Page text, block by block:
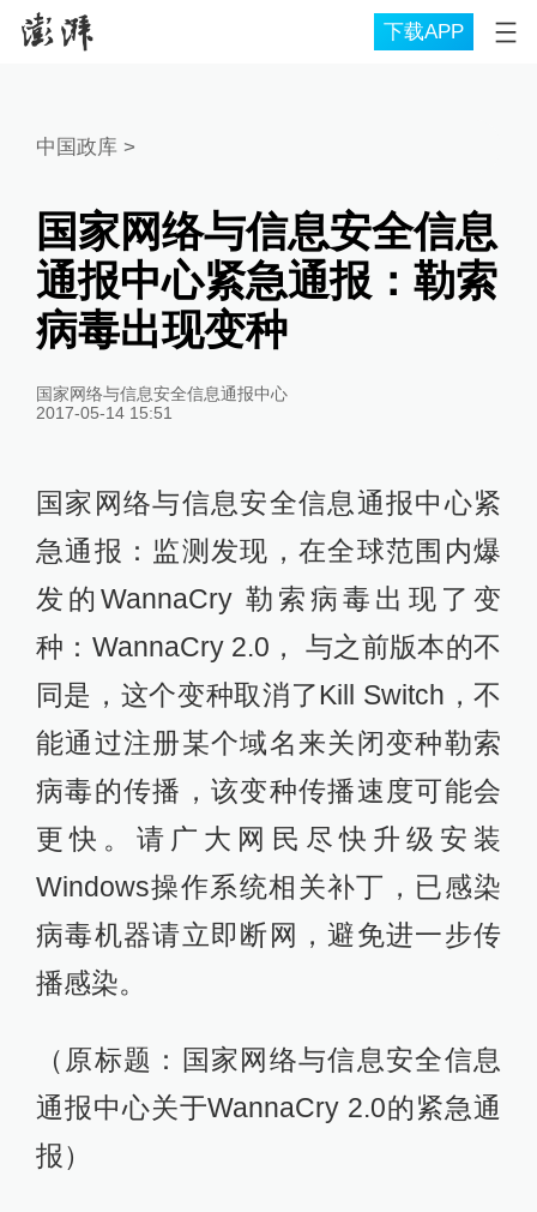
下载APP
中国政库 >
国家网络与信息安全信息
通报中心紧急通报：勒索
病毒出现变种
国家网络与信息安全信息通报中心
2017-05-14 15:51
国家网络与信息安全信息通报中心紧
急通报：监测发现，在全球范围内爆
发的WannaCry 勒索病毒出现了变
种：WannaCry 2.0， 与之前版本的不
同是，这个变种取消了Kill Switch，不
能通过注册某个域名来关闭变种勒索
病毒的传播，该变种传播速度可能会
更快。请广大网民尽快升级安装
Windows操作系统相关补丁，已感染
病毒机器请立即断网，避免进一步传
播感染。
（原标题：国家网络与信息安全信息
通报中心关于WannaCry 2.0的紧急通
报）